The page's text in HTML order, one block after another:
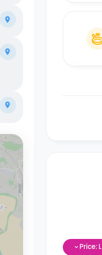
Price: